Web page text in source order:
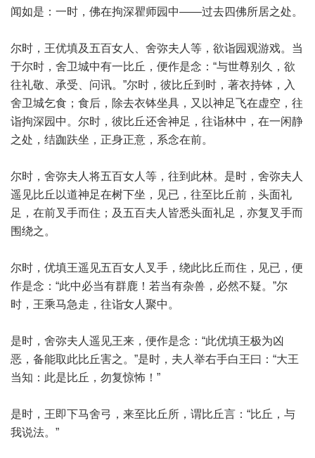
闻如是：一时，佛在拘深瞿师园中——过去四佛所居之处。
尔时，王优填及五百女人、舍弥夫人等，欲诣园观游戏。当
于尔时，舍卫城中有一比丘，便作是念：“与世尊别久，欲
往礼敬、承受、问讯。”尔时，彼比丘到时，著衣持钵，入
舍卫城乞食；食后，除去衣钵坐具，又以神足飞在虚空，往
诣拘深园中。尔时，彼比丘还舍神足，往诣林中，在一闲静
之处，结跏趺坐，正身正意，系念在前。
尔时，舍弥夫人将五百女人等，往到此林。是时，舍弥夫人
遥见比丘以道神足在树下坐，见已，往至比丘前，头面礼
足，在前叉手而住；及五百夫人皆悉头面礼足，亦复叉手而
围绕之。
尔时，优填王遥见五百女人叉手，绕此比丘而住，见已，便
作是念：“此中必当有群鹿！若当有杂兽，必然不疑。”尔
时，王乘马急走，往诣女人聚中。
是时，舍弥夫人遥见王来，便作是念：“此优填王极为凶
恶，备能取此比丘害之。”是时，夫人举右手白王曰：“大王
当知：此是比丘，勿复惊怖！”
是时，王即下马舍弓，来至比丘所，谓比丘言：“比丘，与
我说法。”